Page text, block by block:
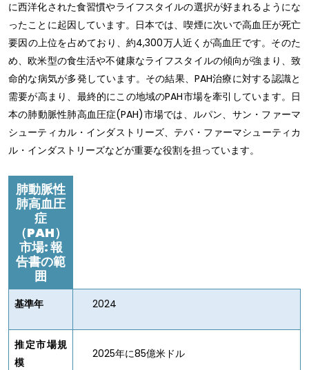
に西洋化された食習慣やライフスタイルの選択が好まれるようにな
ったことに起因しています。日本では、喫煙に次いで高血圧が死亡
要因の上位を占めており、約4,300万人近くが高血圧です。そのた
め、欧米型の食生活や不健康なライフスタイルの傾向が強まり、致
命的な病気が多発しています。その結果、PAH治療に対する認識と
需要が高まり、最終的にこの地域のPAH市場を牽引しています。日
本の肺動脈性肺高血圧症(PAH)市場では、ルパン、サン・ファーマ
シューティカル・インダストリーズ、テバ・ファーマシューティカ
ル・インダストリーズなどが重要な役割を担っています。
肺動脈性
肺高血圧
症
（PAH）
市場:報
告書の範
囲
基準年 2024
推定市場規
模
2025年に85億米ドル